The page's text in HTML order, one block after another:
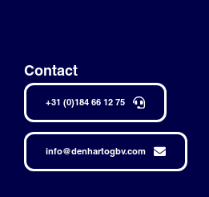
Contact
+31 (0)184 66 12 75
info@denhartogbv.com